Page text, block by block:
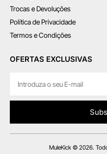
Trocas e Devoluções
Política de Privacidade
Termos e Condições
OFERTAS EXCLUSIVAS
MuleKick © 2026.